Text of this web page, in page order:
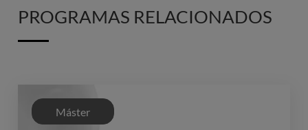
PROGRAMAS RELACIONADOS
Máster